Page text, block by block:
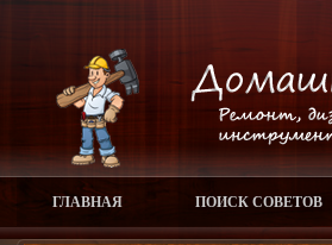
ГЛАВНАЯ ПОИСК СОВЕТОВ